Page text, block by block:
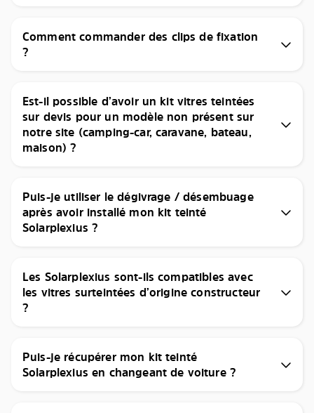
Comment commander des clips de fixation
?
Est-il possible d’avoir un kit vitres teintées
sur devis pour un modèle non présent sur
notre site (camping-car, caravane, bateau,
maison) ?
Puis-je utiliser le dégivrage / désembuage
après avoir installé mon kit teinté
Solarplexius ?
Les Solarplexius sont-ils compatibles avec
les vitres surteintées d’origine constructeur
?
Puis-je récupérer mon kit teinté
Solarplexius en changeant de voiture ?